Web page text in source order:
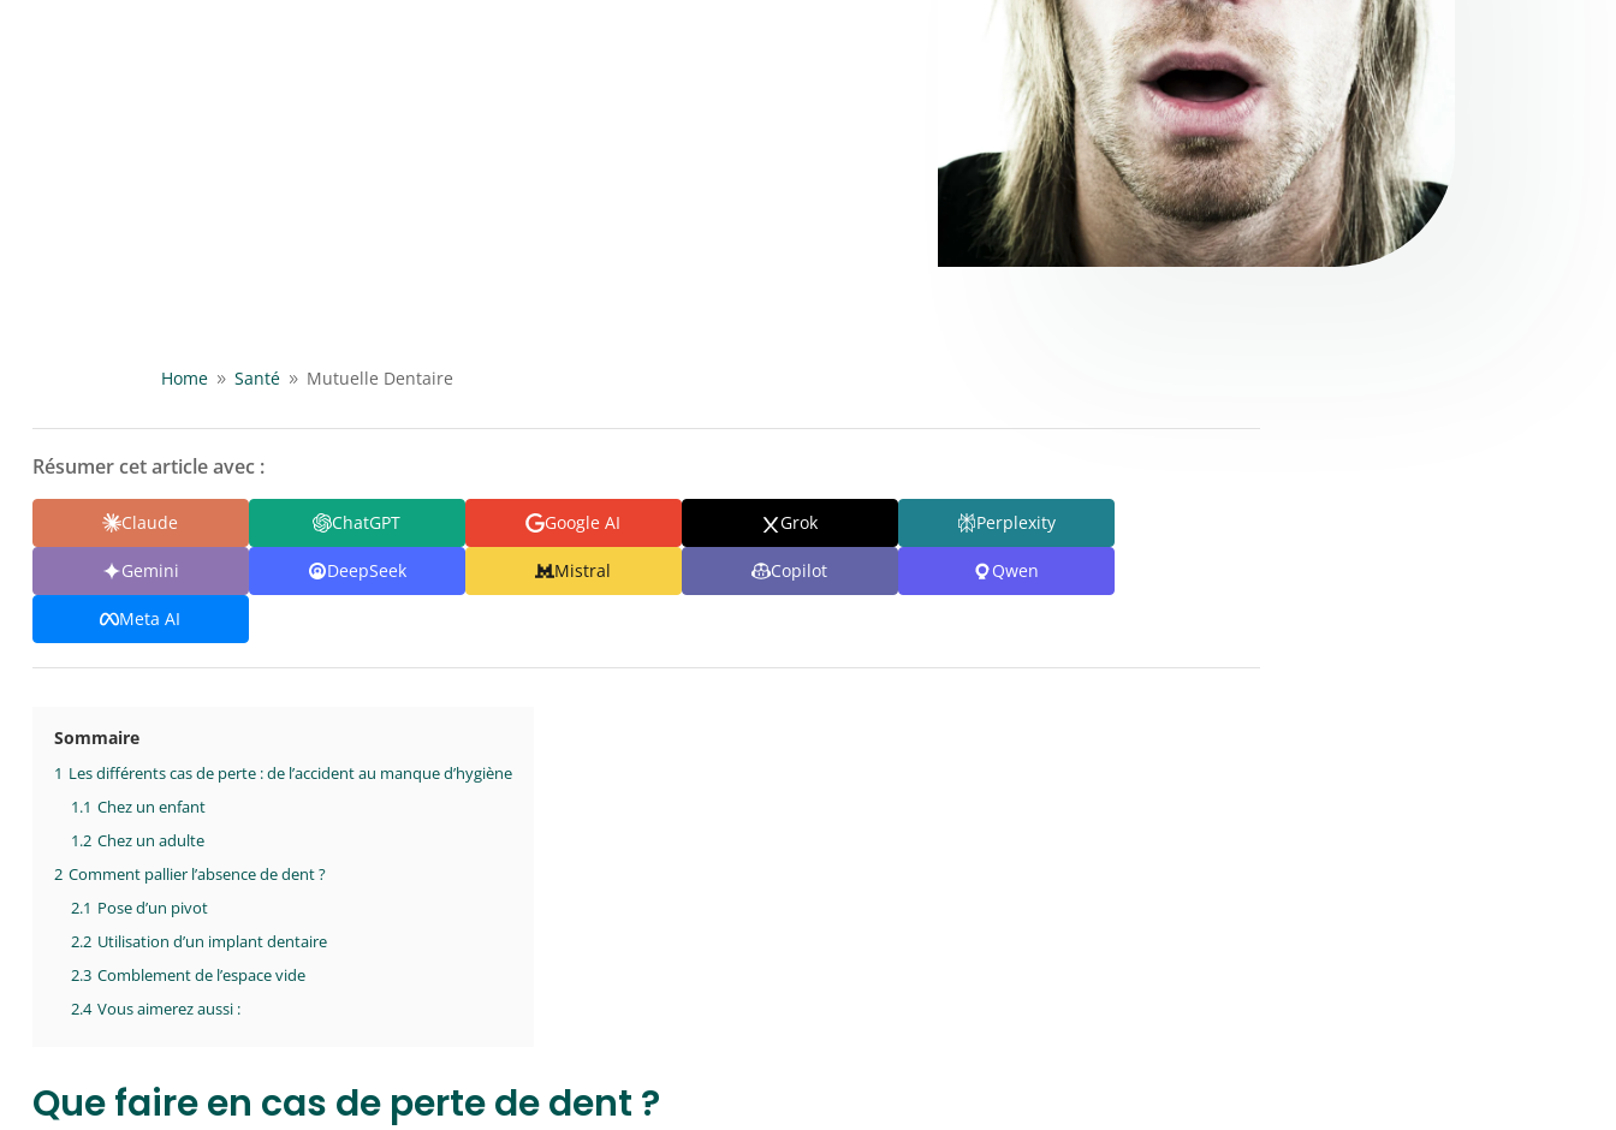
Home 9 Santé 9 Mutuelle Dentaire
Résumer cet article avec :
Claude ChatGPT Google AI Grok Perplexity
Gemini DeepSeek Mistral Copilot Qwen
Meta AI
Sommaire
1 Les différents cas de perte : de l’accident au manque d’hygiène
1.1 Chez un enfant
1.2 Chez un adulte
2 Comment pallier l’absence de dent ?
2.1 Pose d’un pivot
2.2 Utilisation d’un implant dentaire
2.3 Comblement de l’espace vide
2.4 Vous aimerez aussi :
Que faire en cas de perte de dent ?